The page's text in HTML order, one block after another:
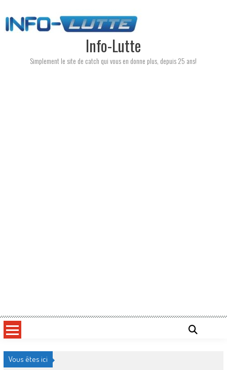
to
content
Info-Lutte
Simplement le site de catch qui vous en donne plus, depuis 25 ans!
Vous êtes ici